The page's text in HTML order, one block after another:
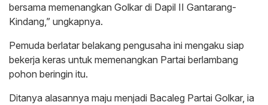
bersama memenangkan Golkar di Dapil II Gantarang-
Kindang,” ungkapnya.
Pemuda berlatar belakang pengusaha ini mengaku siap
bekerja keras untuk memenangkan Partai berlambang
pohon beringin itu.
Ditanya alasannya maju menjadi Bacaleg Partai Golkar, ia